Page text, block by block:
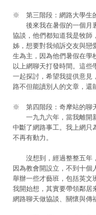
※ 第三階段：網路大學生
後來我在暑假的一個月裏
協談，他們都知道我是牧師
姊，想要對我傾訴交友與戀
生為主，因為他們暑假在學
以上網聊天打發時間。這
一起探討，希望我提供意見
路不但能讀別人的文章，還
※ 第四階段：奇摩站的聊
一九九六年，當我離開新
中斷了網路事工。我上網只
不再有動力。
沒想到，經過整整五年，
因為教會開設立，不到十
舉辦一些才藝班，包括英文
我開始想，其實要帶領鄰居
網路聊天做協談、關懷與傳